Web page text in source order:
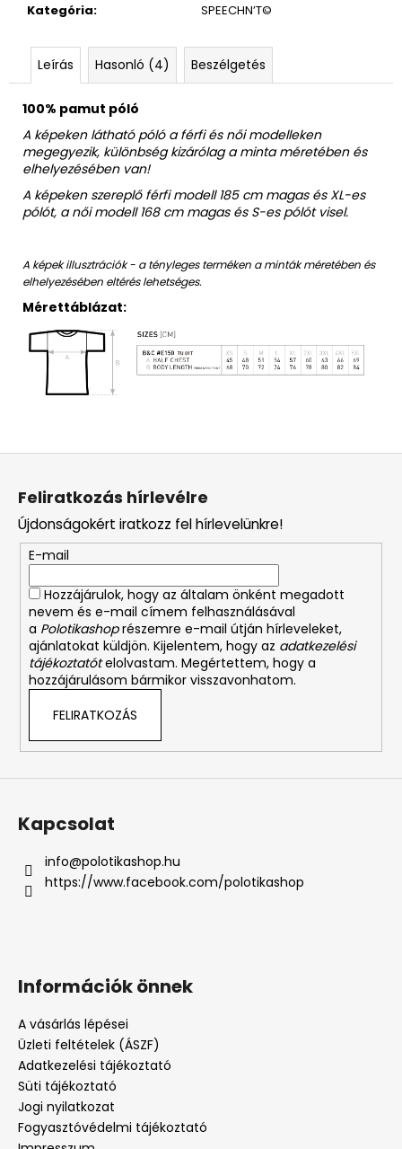
Kategória: SPEECHN’T©
Leírás Hasonló (4) Beszélgetés
100% pamut póló
A képeken látható póló a férfi és női modelleken
megegyezik, különbség kizárólag a minta méretében és
elhelyezésében van!
A képeken szereplő férfi modell 185 cm magas és XL-es
pólót, a női modell 168 cm magas és S-es pólót visel.
A képek illusztrációk - a tényleges terméken a minták méretében és
elhelyezésében eltérés lehetséges.
Mérettáblázat:
L
Feliratkozás hírlevélre
Újdonságokért iratkozz fel hírlevelünkre!
E-mail
Hozzájárulok, hogy az általam önként megadott
nevem és e-mail címem felhasználásával
a Polotikashoprészemre e-mail útján hírleveleket,
ajánlatokat küldjön. Kijelentem, hogy az adatkezelési
tájékoztatót elolvastam. Megértettem, hogy a
hozzájárulásom bármikor visszavonhatom.
FELIRATKOZÁS
Kapcsolat
info@polotikashop.hu
https://www.facebook.com/polotikashop
Információk önnek
A vásárlás lépései
Üzleti feltételek (ÁSZF)
Adatkezelési tájékoztató
Süti tájékoztató
Jogi nyilatkozat
Fogyasztóvédelmi tájékoztató